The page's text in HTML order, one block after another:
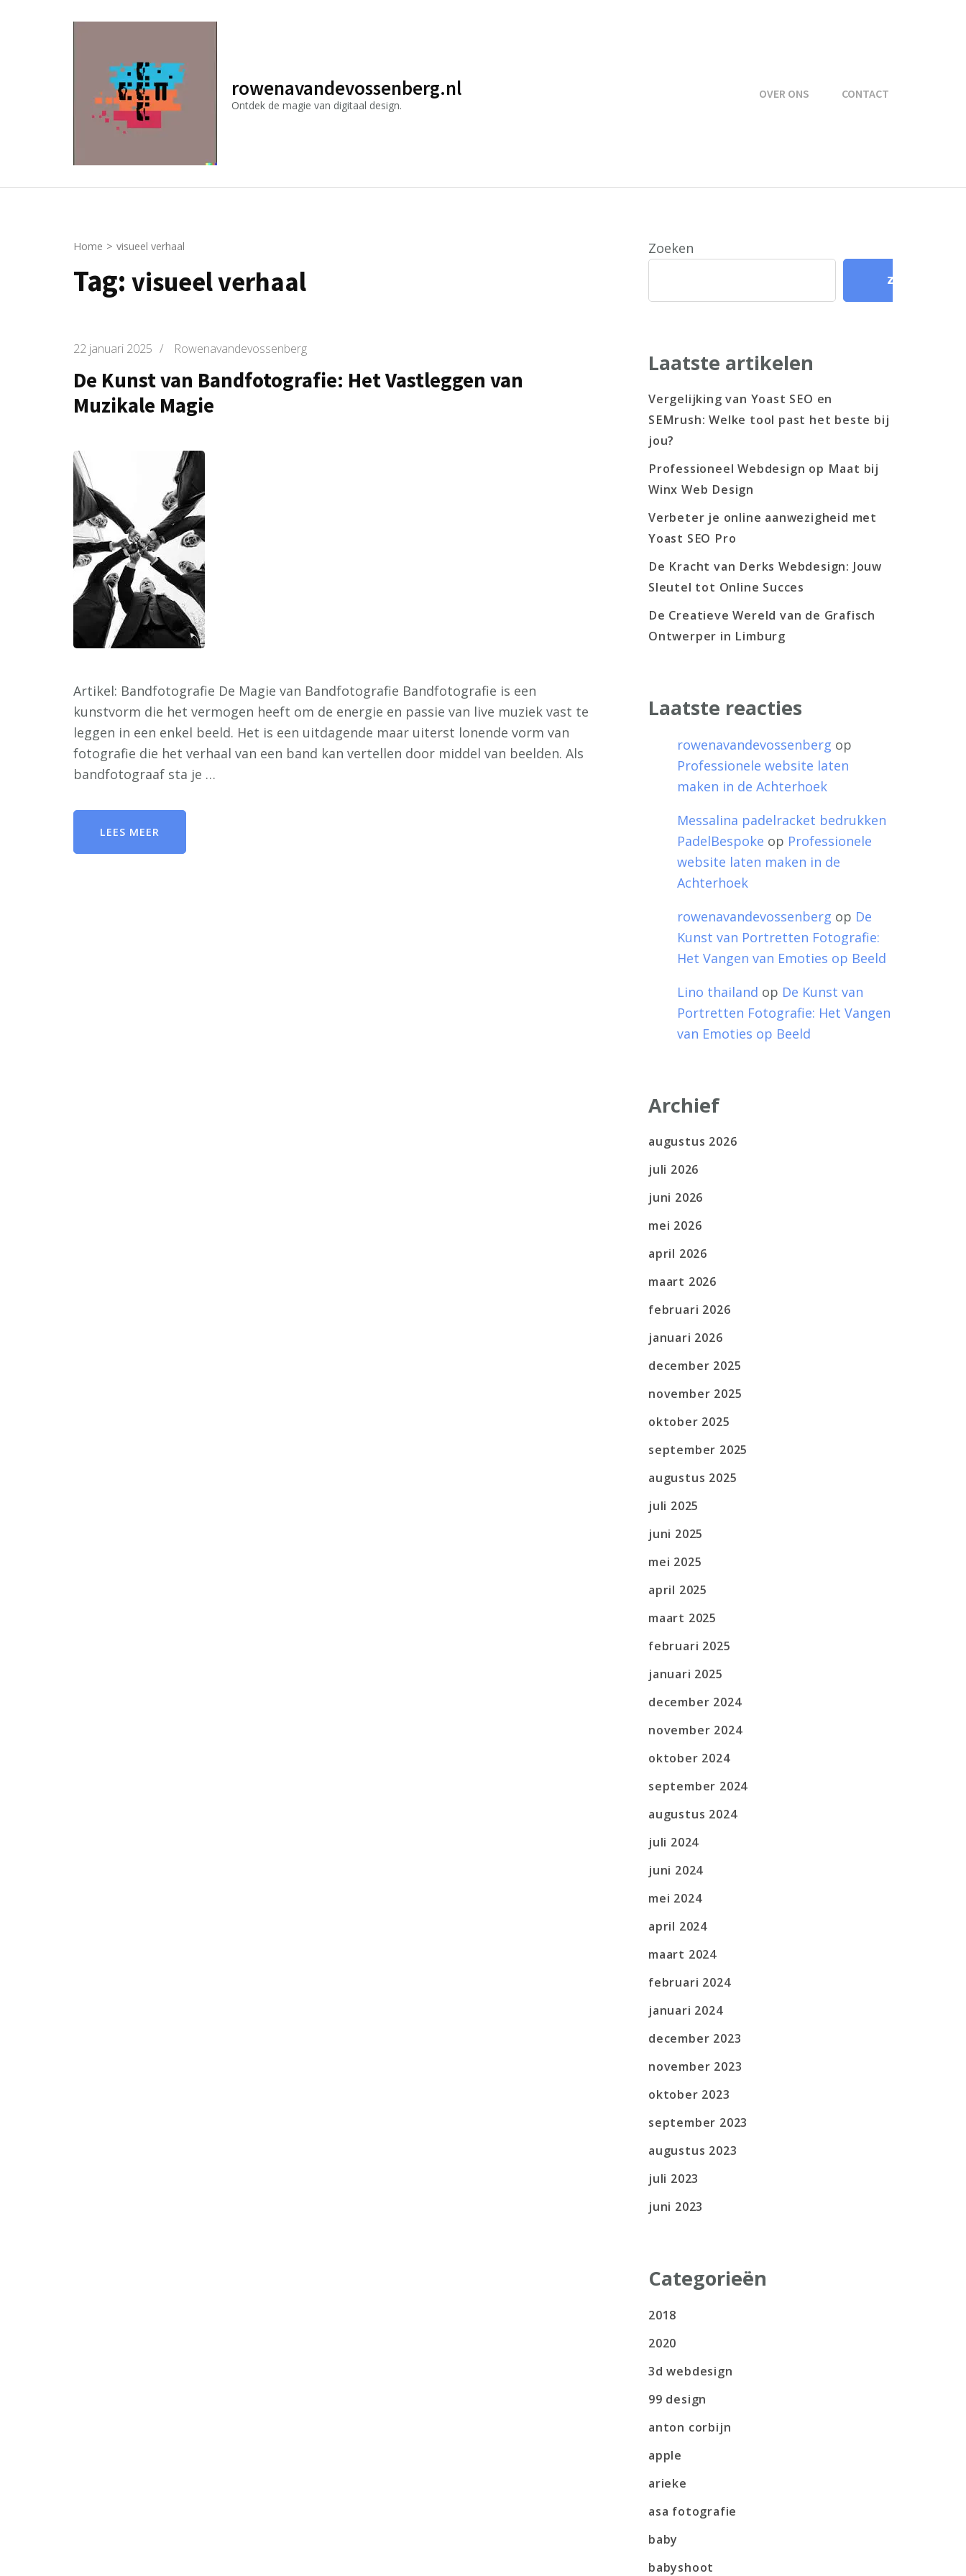
rowenavandevossenberg.nl
Ontdek de magie van digitaal design.
OVER ONS CONTACT
Home > visueel verhaal
Tag: visueel verhaal
22 januari 2025 / Rowenavandevossenberg
De Kunst van Bandfotografie: Het Vastleggen van
Muzikale Magie
Artikel: Bandfotografie De Magie van Bandfotografie Bandfotografie is een
kunstvorm die het vermogen heeft om de energie en passie van live muziek vast te
leggen in een enkel beeld. Het is een uitdagende maar uiterst lonende vorm van
fotografie die het verhaal van een band kan vertellen door middel van beelden. Als
bandfotograaf sta je …
LEES MEER
Zoeken
Zoeken
Laatste artikelen
Vergelijking van Yoast SEO en
SEMrush: Welke tool past het beste bij
jou?
Professioneel Webdesign op Maat bij
Winx Web Design
Verbeter je online aanwezigheid met
Yoast SEO Pro
De Kracht van Derks Webdesign: Jouw
Sleutel tot Online Succes
De Creatieve Wereld van de Grafisch
Ontwerper in Limburg
Laatste reacties
rowenavandevossenberg op
Professionele website laten
maken in de Achterhoek
Messalina padelracket bedrukken
PadelBespoke op Professionele
website laten maken in de
Achterhoek
rowenavandevossenberg op De
Kunst van Portretten Fotografie:
Het Vangen van Emoties op Beeld
Lino thailand op De Kunst van
Portretten Fotografie: Het Vangen
van Emoties op Beeld
Archief
augustus 2026
juli 2026
juni 2026
mei 2026
april 2026
maart 2026
februari 2026
januari 2026
december 2025
november 2025
oktober 2025
september 2025
augustus 2025
juli 2025
juni 2025
mei 2025
april 2025
maart 2025
februari 2025
januari 2025
december 2024
november 2024
oktober 2024
september 2024
augustus 2024
juli 2024
juni 2024
mei 2024
april 2024
maart 2024
februari 2024
januari 2024
december 2023
november 2023
oktober 2023
september 2023
augustus 2023
juli 2023
juni 2023
Categorieën
2018
2020
3d webdesign
99 design
anton corbijn
apple
arieke
asa fotografie
baby
babyshoot